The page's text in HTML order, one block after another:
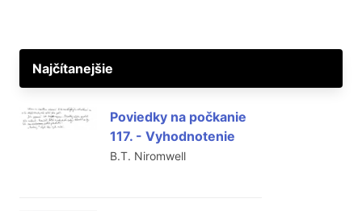
Najčítanejšie
Poviedky na počkanie
117. - Vyhodnotenie
B.T. Niromwell